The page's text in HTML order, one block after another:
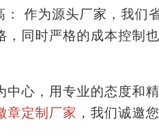
作为源头厂家，我们
同时严格的成本控制
中心，用专业的态度和
章定制厂家 ，我们诚邀